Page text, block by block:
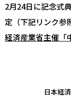
2月24日に記念式
定（下記リンク参
経済産業省主催「
日本経